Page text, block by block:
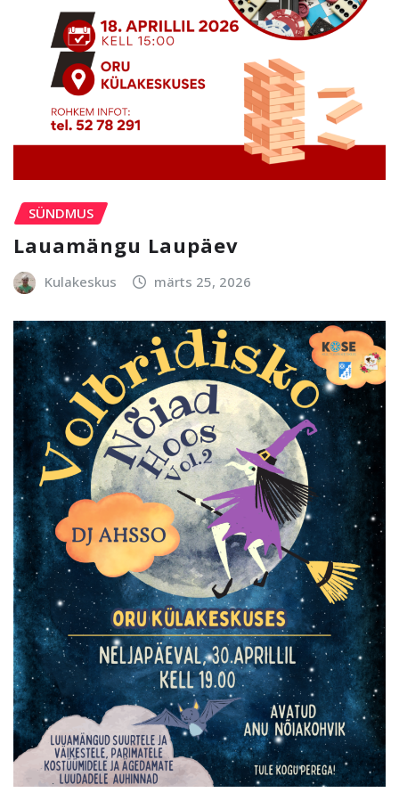
SÜNDMUS
Lauamängu Laupäev
Kulakeskus märts 25, 2026